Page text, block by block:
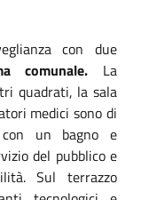
con due
comunale. La
quadrati, la sala
medici sono di
un bagno e
del pubblico e
Sul terrazzo